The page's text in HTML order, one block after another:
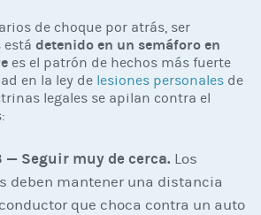
de choque por atrás, ser
está detenido en un semáforo en
es el patrón de hechos más fuerte
en la ley de lesiones personales de
legales se apilan contra el
— Seguir muy de cerca. Los
deben mantener una distancia
que choca contra un auto